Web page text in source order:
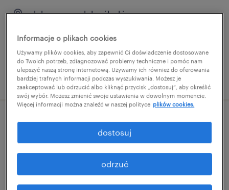
dobroszyce, dolnośląskie
PLN5,200 miesięcznie
opublikowano 28 maja 2026
drukarz cyfrowy (k/m)
PLN6,500 - PLN7,000 miesięcznie
Informacje o plikach cookies
Używamy plików cookies, aby zapewnić Ci doświadczenie dostosowane
do Twoich potrzeb, zdiagnozować problemy techniczne i pomóc nam
ulepszyć naszą stronę internetową. Używamy ich również do oferowania
bardziej trafnych informacji podczas wyszukiwania. Możesz je
zaakceptować lub odrzucić albo kliknąć przycisk „dostosuj”, aby określić
swój wybór. Możesz zmienić swoje ustawienia w dowolnym momencie.
Więcej informacji można znaleźć w naszej polityce plików cookies.
odrzuć
dostosuj